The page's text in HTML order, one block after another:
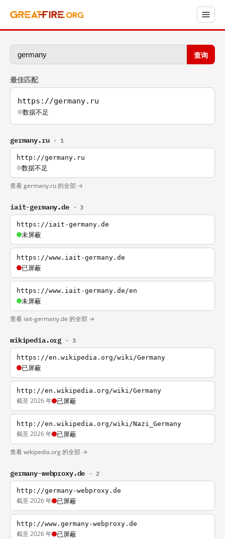
查询
最佳匹配
https://germany.ru
数据不足
germany.ru · 1
http://germany.ru
数据不足
查看 germany.ru 的全部 →
iait-germany.de · 3
https://iait-germany.de
未屏蔽
https://www.iait-germany.de
已屏蔽
https://www.iait-germany.de/en
未屏蔽
查看 iait-germany.de 的全部 →
wikipedia.org · 3
https://en.wikipedia.org/wiki/Germany
已屏蔽
http://en.wikipedia.org/wiki/Germany
截至 2026 年 已屏蔽
http://en.wikipedia.org/wiki/Nazi_Germany
截至 2026 年 已屏蔽
查看 wikipedia.org 的全部 →
germany-webproxy.de · 2
http://germany-webproxy.de
截至 2026 年 已屏蔽
http://www.germany-webproxy.de
截至 2026 年 已屏蔽